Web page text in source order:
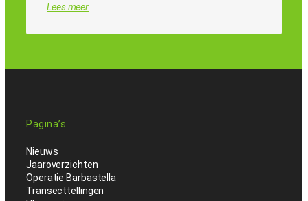
Lees meer
Pagina’s
Nieuws
Jaaroverzichten
Operatie Barbastella
Transecttellingen